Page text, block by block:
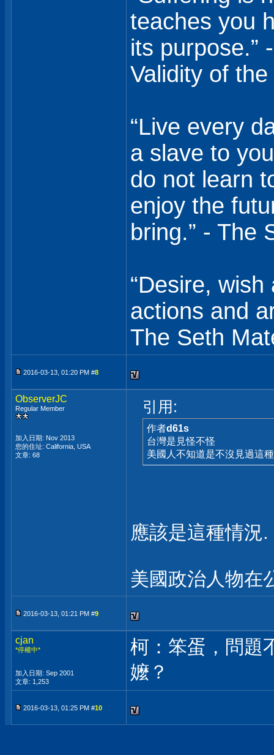
teaches you
its purpose.”
Validity of the
“Live every
a slave to
do not learn
enjoy the
bring.” - The
“Desire,
actions and
The Seth
2016-03-13, 01:20 PM #8
ObserverJC
Regular Member
加入日期: Nov 2013
您的住址: California, USA
文章: 68
引用:
作者d61s
台灣是見怪不怪
美國人不知道是不沒見過這
應該是這種情況.
美國政治人物在
2016-03-13, 01:21 PM #9
cjan
*停權中*
加入日期: Sep 2001
文章: 1,253
柯：笨蛋，問題
嬤？
2016-03-13, 01:25 PM #10